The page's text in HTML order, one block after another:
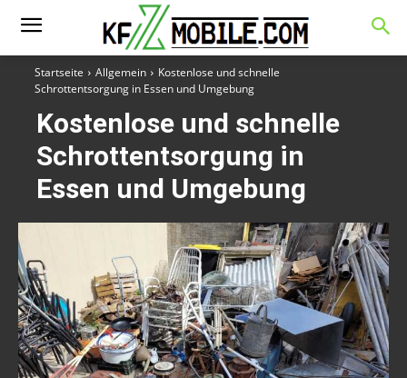
Startseite Allgemein
Kostenlose und schnelle
Schrottentsorgung in Essen und Umgebung
Kostenlose und schnelle
Schrottentsorgung in
Essen und Umgebung